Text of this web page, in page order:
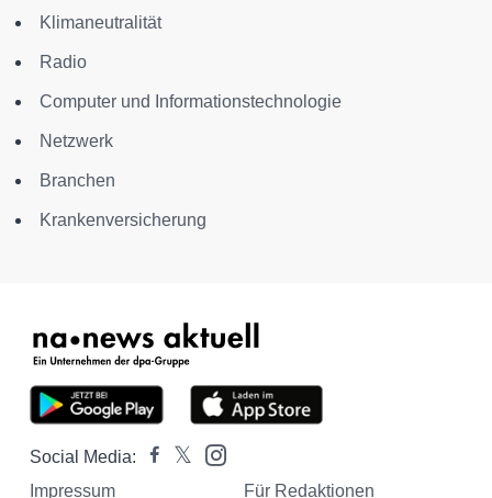
Klimaneutralität
Radio
Computer und Informationstechnologie
Netzwerk
Branchen
Krankenversicherung
Social Media:
Impressum
Für Redaktionen